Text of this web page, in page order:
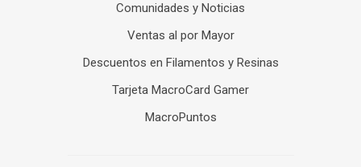
Comunidades y Noticias
Ventas al por Mayor
Descuentos en Filamentos y Resinas
Tarjeta MacroCard Gamer
MacroPuntos